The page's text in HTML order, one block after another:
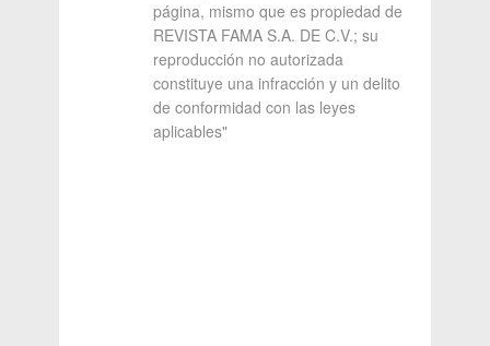
página, mismo que es propiedad de
REVISTA FAMA S.A. DE C.V.; su
reproducción no autorizada
constituye una infracción y un delito
de conformidad con las leyes
aplicables"